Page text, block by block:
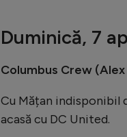
Duminică, 7
Columbus Crew (Alex
Cu Mățan indisponibil
acasă cu DC United.